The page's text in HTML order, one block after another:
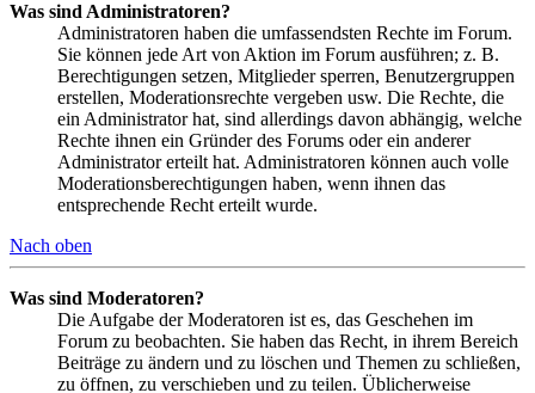
Was sind Administratoren?
Administratoren haben die umfassendsten Rechte im Forum.
Sie können jede Art von Aktion im Forum ausführen; z. B.
Berechtigungen setzen, Mitglieder sperren, Benutzergruppen
erstellen, Moderationsrechte vergeben usw. Die Rechte, die
ein Administrator hat, sind allerdings davon abhängig, welche
Rechte ihnen ein Gründer des Forums oder ein anderer
Administrator erteilt hat. Administratoren können auch volle
Moderationsberechtigungen haben, wenn ihnen das
entsprechende Recht erteilt wurde.
Nach oben
Was sind Moderatoren?
Die Aufgabe der Moderatoren ist es, das Geschehen im
Forum zu beobachten. Sie haben das Recht, in ihrem Bereich
Beiträge zu ändern und zu löschen und Themen zu schließen,
zu öffnen, zu verschieben und zu teilen. Üblicherweise